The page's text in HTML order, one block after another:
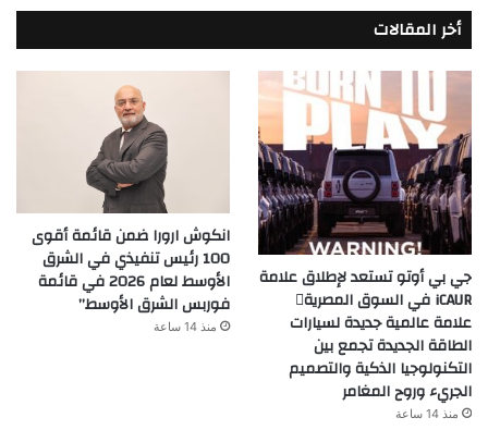
أخر المقالات
جي بي أوتو تستعد لإطلاق علامة
iCAUR في السوق المصرية
علامة عالمية جديدة لسيارات
الطاقة الجديدة تجمع بين
التكنولوجيا الذكية والتصميم
الجريء وروح المغامر
منذ 14 ساعة
انكوش ارورا ضمن قائمة أقوى
100 رئيس تنفيذي في الشرق
الأوسط لعام 2026 في قائمة
فوربس الشرق الأوسط”
منذ 14 ساعة